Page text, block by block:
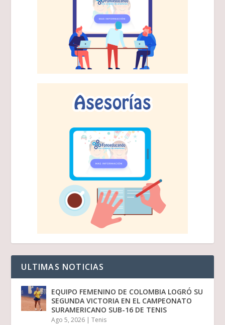
ULTIMAS NOTICIAS
EQUIPO FEMENINO DE COLOMBIA LOGRÓ SU
SEGUNDA VICTORIA EN EL CAMPEONATO
SURAMERICANO SUB-16 DE TENIS
Ago 5, 2026 |Tenis